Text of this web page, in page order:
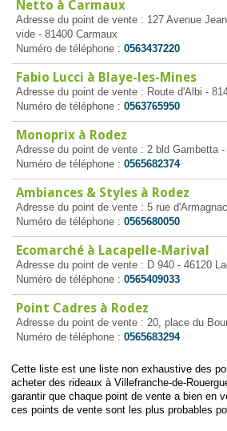
Netto à Carmaux
Adresse du point de vente : 127 Avenue
vide - 81400 Carmaux
Numéro de téléphone : 0563437220
Fabio Lucci à Blaye-les-Mines
Adresse du point de vente : Route d'Albi -
Numéro de téléphone : 0563765950
Monoprix à Rodez
Adresse du point de vente : 2 bld Gambetta -
Numéro de téléphone : 0565682374
Ambiances & Styles à Rodez
Adresse du point de vente : 5 rue
Numéro de téléphone : 0565680050
Ecomarché à Lacapelle-Marival
Adresse du point de vente : D 940 - 46120
Numéro de téléphone : 0565409033
Point Cadres à Rodez
Adresse du point de vente : 20, place du
Numéro de téléphone : 0565683294
Cette liste est une liste non exhaustive des
acheter des rideaux à Villefranche-de-
garantir que chaque point de vente a bien en
ces points de vente sont les plus probables